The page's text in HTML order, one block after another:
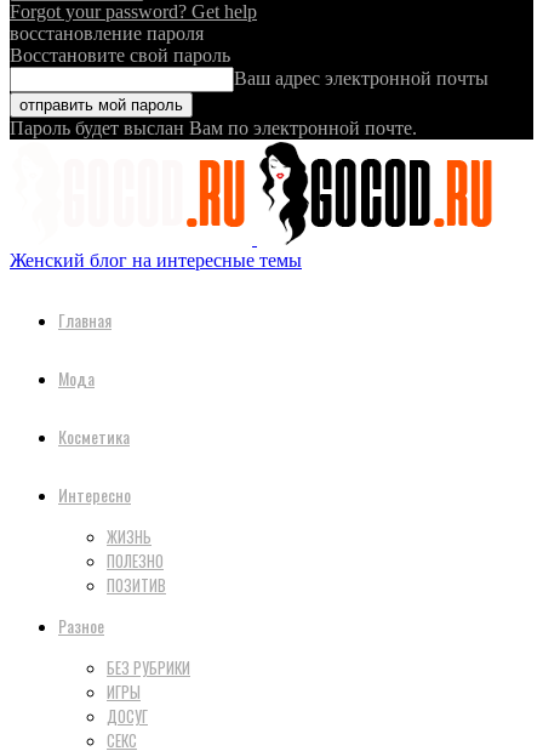
Forgot your password? Get help
восстановление пароля
Восстановите свой пароль
Ваш адрес электронной почты
Пароль будет выслан Вам по электронной почте.
Женский блог на интересные темы
Главная
Мода
Косметика
Интересно
ЖИЗНЬ
ПОЛЕЗНО
ПОЗИТИВ
Разное
БЕЗ РУБРИКИ
ИГРЫ
ДОСУГ
СЕКС